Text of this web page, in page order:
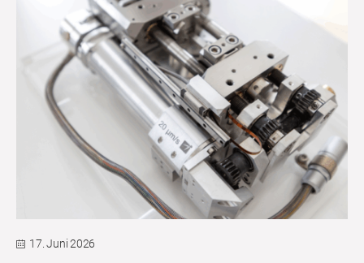
17. Juni 2026